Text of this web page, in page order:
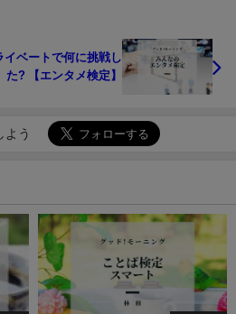
ベートで何に挑戦し
た? 【エンタメ検定】
よう